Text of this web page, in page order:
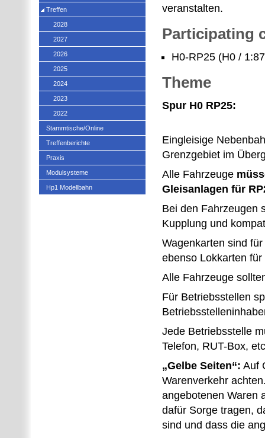
veranstalten.
Participating
H0-RP25 (H0 /
Theme
Spur H0 RP25:
Eingleisige
Grenzgebiet im
Alle Fahrzeuge
Gleisanlagen für
Bei den Fahrzeugen
Kupplung und
Wagenkarten sind
ebenso Lokkarten
Alle Fahrzeuge
Für Betriebsstellen
Jede Betriebsstelle
Telefon, RUT-Box,
„Gelbe Seiten“: Auf
Warenverkehr
angebotenen Waren
dafür Sorge tragen,
sind und dass die
Treffen
2028
2027
2026
2025
2024
2023
2022
Stammtische/Online
Treffenberichte
Praxis
Modulsysteme
Hp1 Modellbahn